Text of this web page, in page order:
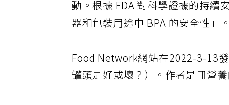
動。根據 FDA 對科學證據的持續
器和包裝用途中 BPA 的安全性」。
Food Network網站在2022-3-13
罐頭是好或壞？）。作者是冊營